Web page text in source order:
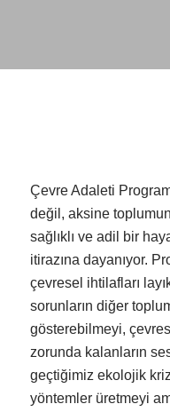
Çevre Adaleti
değil, aksine
sağlıklı ve adil bir
itirazına dayanıyor.
çevresel ihtilafları
sorunların diğer
gösterebilmeyi,
zorunda kalanların
geçtiğimiz ekolojik
yöntemler üretmeyi